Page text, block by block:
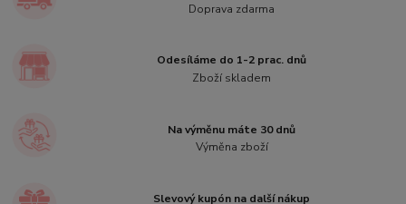
Doprava zdarma
Odesíláme do 1-2 prac. dnů
Zboží skladem
Na výměnu máte 30 dnů
Výměna zboží
Slevový kupón na další nákup